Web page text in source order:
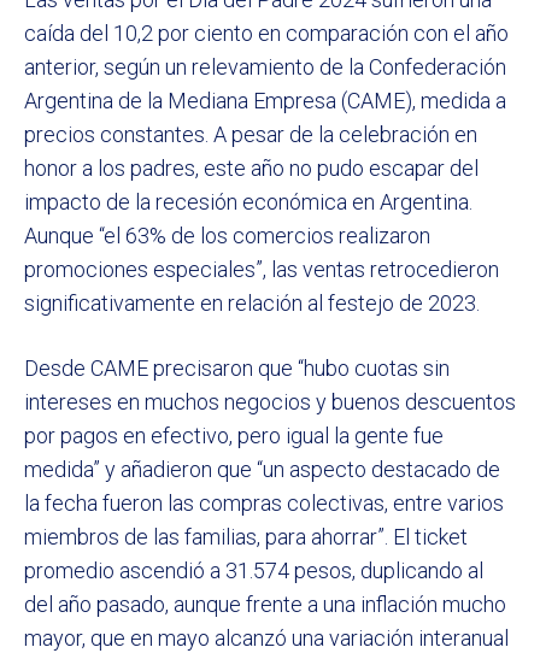
caída del 10,2 por ciento en comparación con el año
anterior, según un relevamiento de la Confederación
Argentina de la Mediana Empresa (CAME), medida a
precios constantes. A pesar de la celebración en
honor a los padres, este año no pudo escapar del
impacto de la recesión económica en Argentina.
Aunque “el 63% de los comercios realizaron
promociones especiales”, las ventas retrocedieron
significativamente en relación al festejo de 2023.
Desde CAME precisaron que “hubo cuotas sin
intereses en muchos negocios y buenos descuentos
por pagos en efectivo, pero igual la gente fue
medida” y añadieron que “un aspecto destacado de
la fecha fueron las compras colectivas, entre varios
miembros de las familias, para ahorrar”. El ticket
promedio ascendió a 31.574 pesos, duplicando al
del año pasado, aunque frente a una inflación mucho
mayor, que en mayo alcanzó una variación interanual